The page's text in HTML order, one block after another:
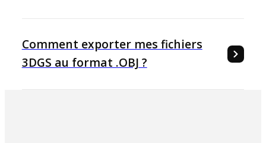
Comment exporter mes fichiers
3DGS au format .OBJ ?